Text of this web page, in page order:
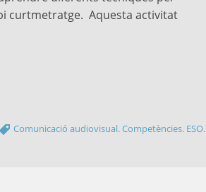
curtmetratge. Aquesta activitat
Comunicació audiovisual. Competències. ESO.